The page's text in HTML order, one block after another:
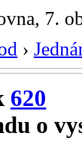
7.
›
620
o